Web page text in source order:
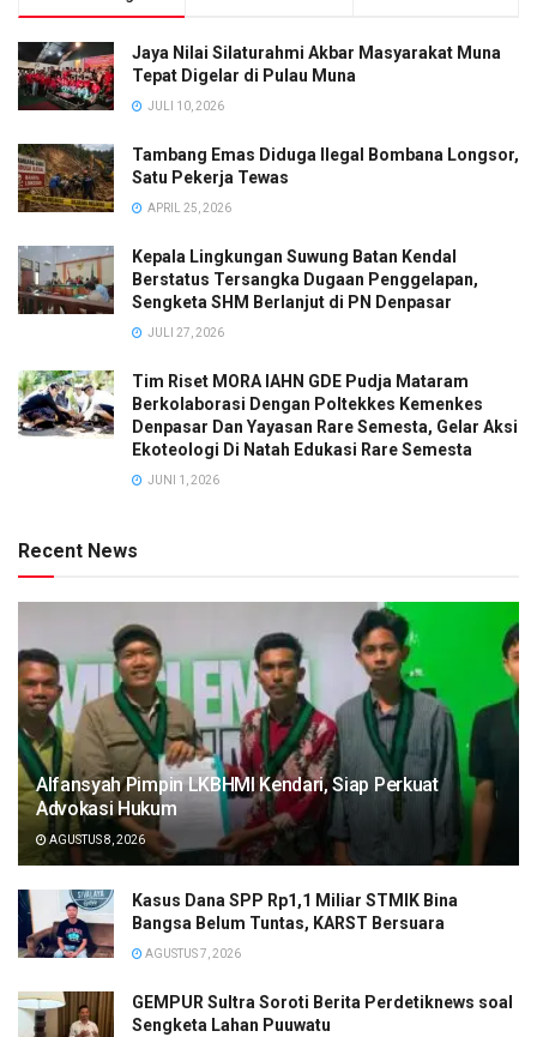
Jaya Nilai Silaturahmi Akbar Masyarakat Muna
Tepat Digelar di Pulau Muna
JULI 10, 2026
Tambang Emas Diduga Ilegal Bombana Longsor,
Satu Pekerja Tewas
APRIL 25, 2026
Kepala Lingkungan Suwung Batan Kendal
Berstatus Tersangka Dugaan Penggelapan,
Sengketa SHM Berlanjut di PN Denpasar
JULI 27, 2026
Tim Riset MORA IAHN GDE Pudja Mataram
Berkolaborasi Dengan Poltekkes Kemenkes
Denpasar Dan Yayasan Rare Semesta, Gelar Aksi
Ekoteologi Di Natah Edukasi Rare Semesta
JUNI 1, 2026
Recent News
Alfansyah Pimpin LKBHMI Kendari, Siap Perkuat
Advokasi Hukum
AGUSTUS 8, 2026
Kasus Dana SPP Rp1,1 Miliar STMIK Bina
Bangsa Belum Tuntas, KARST Bersuara
AGUSTUS 7, 2026
GEMPUR Sultra Soroti Berita Perdetiknews soal
Sengketa Lahan Puuwatu